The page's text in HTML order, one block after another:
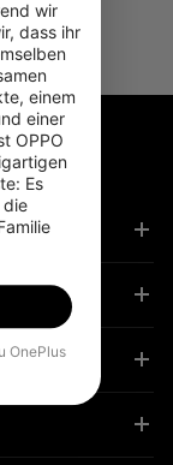
wir
dass ihr
einem
einer
OPPO
Es
die
OnePlus